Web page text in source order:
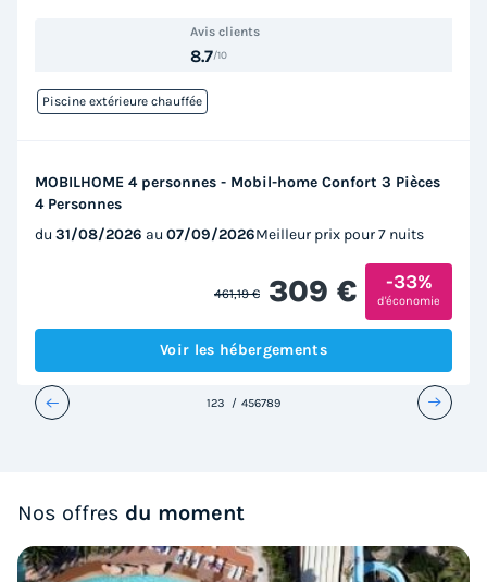
Avis clients
8.7/10
Piscine extérieure chauffée
MOBILHOME 4 personnes - Mobil-home Confort 3 Pièces
4 Personnes
du 31/08/2026 au 07/09/2026Meilleur prix pour 7 nuits
461,19 € 309 € -33%
d'économie
Voir les hébergements
123 456789
Nos offres du moment